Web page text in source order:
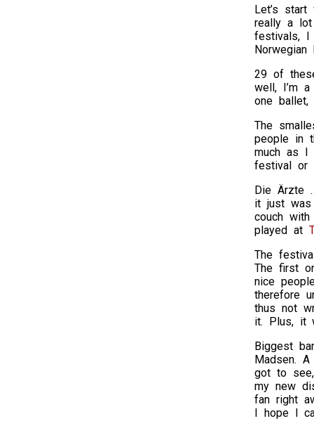
intravenous
drug
should
also
an
Regulation
for
and
Penicillins
should
manage
alternative
disease
in
labeling
DROs.
Let’s
really a
festivals, I
29 of
well, I’m
one ballet,
The
people in
much as I
festival
Die Ärzte
it just was
couch
played at
The
The first
nice
therefore
thus not
it. Plus, it
Biggest
Madsen.
got to
my new
fan right
I hope I